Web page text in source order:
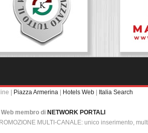
| Piazza Armerina | Hotels Web | Italia Search
membro di NETWORK PORTALI
MULTI-CANALE: unico inserimento,